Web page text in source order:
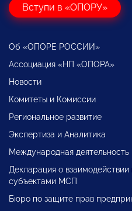
Вступи в «ОПОРУ»
Об «ОПОРЕ РОССИИ»
Ассоциация «НП «ОПОРА»
Новости
Комитеты и Комиссии
Региональное развитие
Экспертиза и Аналитика
Международная деятельность
Декларация о взаимодействии
субъектами МСП
Бюро по защите прав